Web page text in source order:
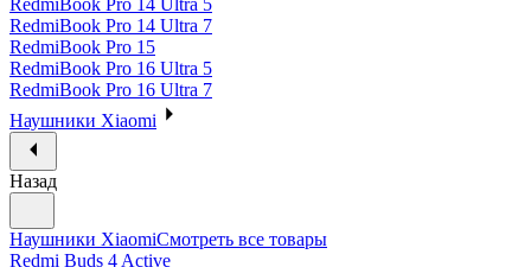
RedmiBook Pro 14 Ultra 5
RedmiBook Pro 14 Ultra 7
RedmiBook Pro 15
RedmiBook Pro 16 Ultra 5
RedmiBook Pro 16 Ultra 7
Наушники Xiaomi
Назад
Наушники XiaomiСмотреть все товары
Redmi Buds 4 Active